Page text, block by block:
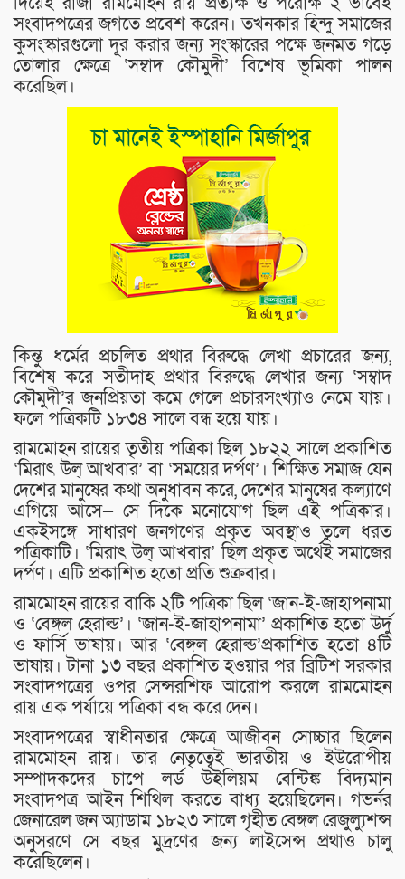
সংবাদপত্রের জগতে প্রবেশ করেন। তখনকার হিন্দু সমাজের
কুসংস্কারগুলো দূর করার জন্য সংস্কারের পক্ষে জনমত গড়ে
তোলার ক্ষেত্রে ‘সম্বাদ কৌমুদী’ বিশেষ ভূমিকা পালন
করেছিল।
কিন্তু ধর্মের প্রচলিত প্রথার বিরুদ্ধে লেখা প্রচারের জন্য,
বিশেষ করে সতীদাহ প্রথার বিরুদ্ধে লেখার জন্য ‘সম্বাদ
কৌমুদী’র জনপ্রিয়তা কমে গেলে প্রচারসংখ্যাও নেমে যায়।
ফলে পত্রিকটি ১৮৩৪ সালে বন্ধ হয়ে যায়।
রামমোহন রায়ের তৃতীয় পত্রিকা ছিল ১৮২২ সালে প্রকাশিত
‘মিরাৎ উল্ আখবার’ বা ‘সময়ের দর্পণ’। শিক্ষিত সমাজ যেন
দেশের মানুষের কথা অনুধাবন করে, দেশের মানুষের কল্যাণে
এগিয়ে আসে— সে দিকে মনোযোগ ছিল এই পত্রিকার।
একইসঙ্গে সাধারণ জনগণের প্রকৃত অবস্থাও তুলে ধরত
পত্রিকাটি। ‘মিরাৎ উল্ আখবার’ ছিল প্রকৃত অর্থেই সমাজের
দর্পণ। এটি প্রকাশিত হতো প্রতি শুক্রবার।
রামমোহন রায়ের বাকি ২টি পত্রিকা ছিল ‘জান-ই-জাহাপনামা
ও ‘বেঙ্গল হেরাল্ড’। ‘জান-ই-জাহাপনামা’ প্রকাশিত হতো উর্দু
ও ফার্সি ভাষায়। আর ‘বেঙ্গল হেরাল্ড’প্রকাশিত হতো ৪টি
ভাষায়। টানা ১৩ বছর প্রকাশিত হওয়ার পর ব্রিটিশ সরকার
সংবাদপত্রের ওপর সেন্সরশিফ আরোপ করলে রামমোহন
রায় এক পর্যায়ে পত্রিকা বন্ধ করে দেন।
সংবাদপত্রের স্বাধীনতার ক্ষেত্রে আজীবন সোচ্চার ছিলেন
রামমোহন রায়। তার নেতৃত্বেই ভারতীয় ও ইউরোপীয়
সম্পাদকদের চাপে লর্ড উইলিয়ম বেন্টিঙ্ক বিদ্যমান
সংবাদপত্র আইন শিথিল করতে বাধ্য হয়েছিলেন। গভর্নর
জেনারেল জন অ্যাডাম ১৮২৩ সালে গৃহীত বেঙ্গল রেজুল্যুশন্স
অনুসরণে সে বছর মুদ্রণের জন্য লাইসেন্স প্রথাও চালু
করেছিলেন।